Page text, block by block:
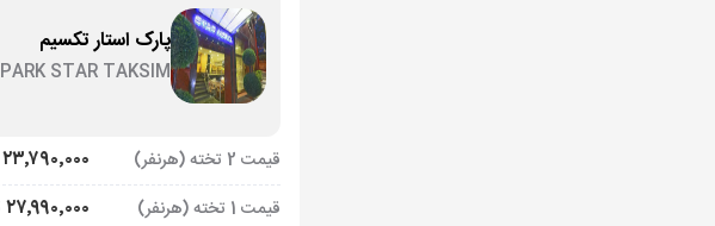
پارک استار تکسیم
PARK STAR TAKSIM
قیمت 2 تخته (هرنفر) ۲۳٬۷۹۰٬۰۰۰ تومان
قیمت 1 تخته (هرنفر) ۲۷٬۹۹۰٬۰۰۰ تومان